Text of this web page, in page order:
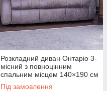
Розкладний диван Онтаріо 3-
місний з повноцінним
спальним місцем 140×190 см
(SEDAFLEX)
Під замовлення